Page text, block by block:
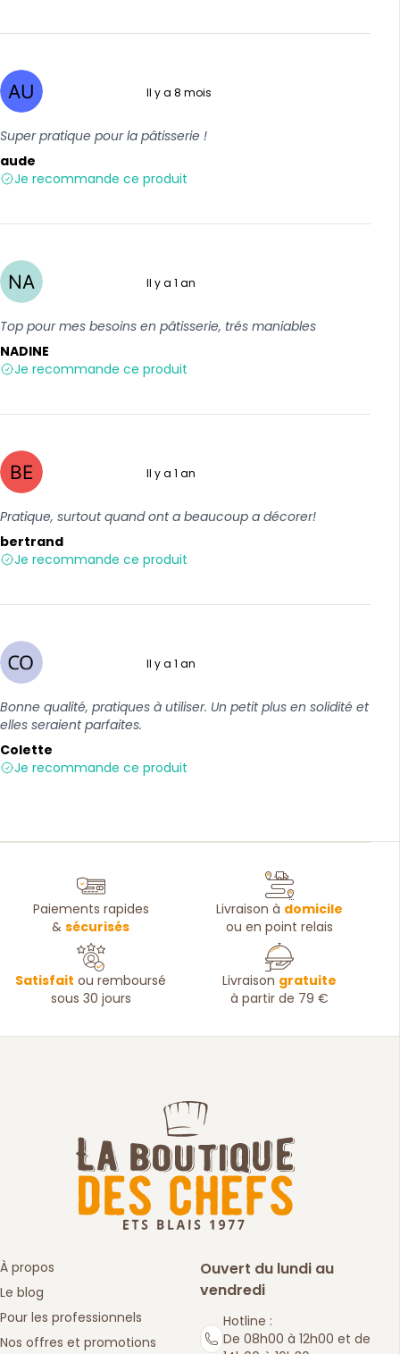
Il y a 8 mois
Super pratique pour la pâtisserie !
aude
Je recommande ce produit
Il y a 1 an
Top pour mes besoins en pâtisserie, trés maniables
NADINE
Je recommande ce produit
Il y a 1 an
Pratique, surtout quand ont a beaucoup a décorer!
bertrand
Je recommande ce produit
Il y a 1 an
Bonne qualité, pratiques à utiliser. Un petit plus en solidité et
elles seraient parfaites.
Colette
Je recommande ce produit
Paiements rapides
&sécurisés
Livraison à domicile
ou en point relais
Satisfait ou remboursé
sous 30 jours
Livraison gratuite
à partir de 79 €
À propos
Le blog
Pour les professionnels
Nos offres et promotions
Ouvert du lundi au
vendredi
Hotline :
De 08h00 à 12h00 et de